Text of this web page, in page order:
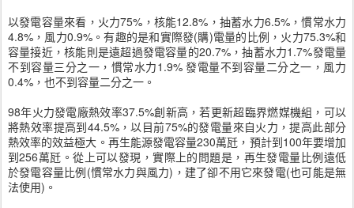
以發電容量來看，火力75%，核能12.8%，抽蓄水力6.5%，慣常水力
4.8%，風力0.9%。有趣的是和實際發(購)電量的比例，火力75.3%和
容量接近，核能則是遠超過發電容量的20.7%，抽蓄水力1.7%發電量
不到容量三分之一，慣常水力1.9% 發電量不到容量二分之一，風力
0.4%，也不到容量二分之一。
98年火力發電廠熱效率37.5%創新高，若更新超臨界燃媒機組，可以
將熱效率提高到44.5%，以目前75%的發電量來自火力，提高此部分
熱效率的效益極大。再生能源發電容量230萬瓩，預計到100年要增加
到256萬瓩。從上可以發現，實際上的問題是，再生發電量比例遠低
於發電容量比例(慣常水力與風力)，建了卻不用它來發電(也可能是無
法使用)。